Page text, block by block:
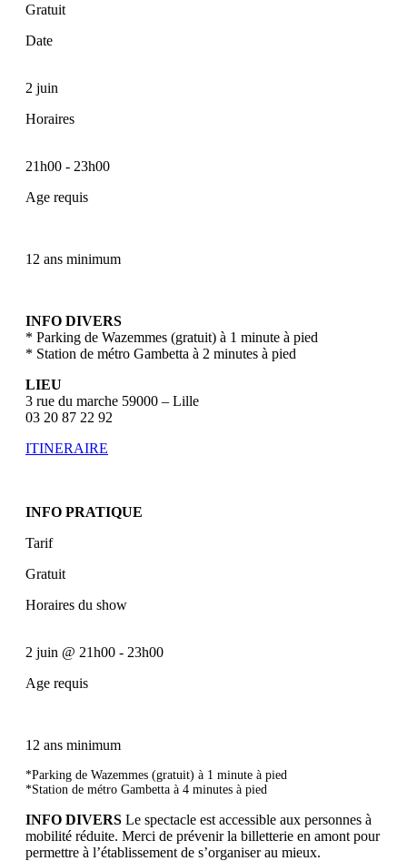
Gratuit
Date
2 juin
Horaires
21h00 - 23h00
Age requis
12 ans minimum
INFO DIVERS
* Parking de Wazemmes (gratuit) à 1 minute à pied
* Station de métro Gambetta à 2 minutes à pied
LIEU
3 rue du marche 59000 – Lille
03 20 87 22 92
ITINERAIRE
INFO PRATIQUE
Tarif
Gratuit
Horaires du show
2 juin @ 21h00 - 23h00
Age requis
12 ans minimum
*Parking de Wazemmes (gratuit) à 1 minute à pied
*Station de métro Gambetta à 4 minutes à pied
INFO DIVERS Le spectacle est accessible aux personnes à
mobilité réduite. Merci de prévenir la billetterie en amont pour
permettre à l’établissement de s’organiser au mieux.